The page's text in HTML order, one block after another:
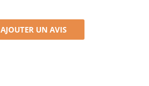
AJOUTER UN AVIS